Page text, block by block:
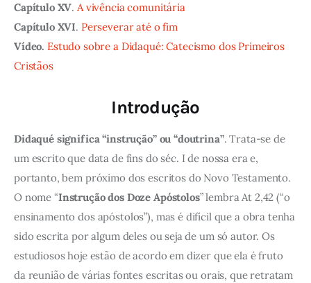
Capítulo XV.A vivência comunitária
Capítulo XVI. Perseverar até o fim
Vídeo. Estudo sobre a Didaqué: Catecismo dos Primeiros
Cristãos
Introdução
Didaqué significa “instrução” ou “doutrina”. Trata-se de
um escrito que data de fins do séc. I de nossa era e,
portanto, bem próximo dos escritos do Novo Testamento.
O nome “Instrução dos Doze Apóstolos” lembra At 2,42 (“o
ensinamento dos apóstolos”), mas é difícil que a obra tenha
sido escrita por algum deles ou seja de um só autor. Os
estudiosos hoje estão de acordo em dizer que ela é fruto
da reunião de várias fontes escritas ou orais, que retratam